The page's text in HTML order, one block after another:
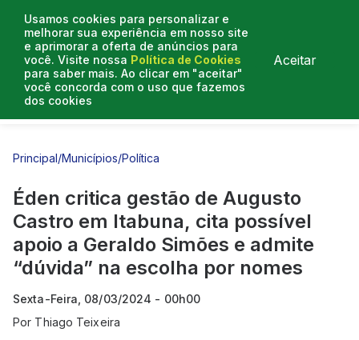
Usamos cookies para personalizar e
melhorar sua experiência em nosso site
e aprimorar a oferta de anúncios para
você. Visite nossa Política de Cookies
para saber mais. Ao clicar em "aceitar"
você concorda com o uso que fazemos
dos cookies
Aceitar
Entrevistas
Principal/Municípios/Política
Éden critica gestão de Augusto
Castro em Itabuna, cita possível
apoio a Geraldo Simões e admite
“dúvida” na escolha por nomes
Sexta-Feira, 08/03/2024 - 00h00
Por Thiago Teixeira